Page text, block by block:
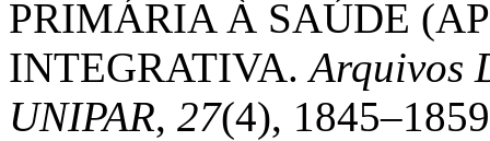
PRIMÁRIA À SAÚDE
INTEGRATIVA.Arquivos
UNIPAR, 27(4),